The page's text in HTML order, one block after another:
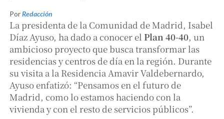
PorRedacción
La presidenta de la Comunidad de Madrid, Isabel
Díaz Ayuso, ha dado a conocer el Plan 40-40, un
ambicioso proyecto que busca transformar las
residencias y centros de día en la región. Durante
su visita a la Residencia Amavir Valdebernardo,
Ayuso enfatizó: “Pensamos en el futuro de
Madrid, como lo estamos haciendo con la
vivienda y con el resto de servicios públicos”.